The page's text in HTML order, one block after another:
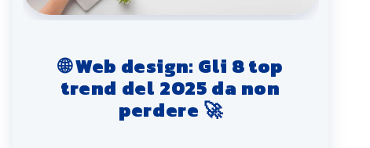
🌐 Web design: Gli 8 top
trend del 2025 da non
perdere 🚀